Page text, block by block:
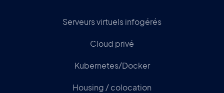
Serveurs virtuels infogérés
Cloud privé
Kubernetes/Docker
Housing / colocation